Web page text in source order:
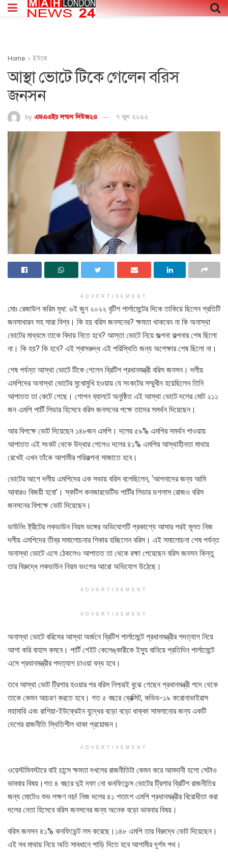
Home ইউকে
আস্থা ভোটে টিকে গেলেন বরিস
জনসন
by এমএএইচ লন্ডন নিউজ২৪ ৭ জুন ২০২২
ADVERTISEMENT
মোঃ রেজাউল করিম মৃধা: ৬ই জুন ২০২২ বৃটিশ পার্লামেন্টের দিকে তাকিয়ে ছিলেন প্রতিটি
জনসাধারন সহ সারা বিশ্ব। কি হয় বরিস জনসনের? ক্ষমতা থাকবেন না কি অনাস্থা
ভোটের মাধ্যমে তাকে বিদায় নিতে হবে? আস্তা ভোটে নিয়ে জল্পনা কল্পনার শেষ ছিলো
না। কি হয়? কি হবে? এই শ্বাসরুদ্ধ এই পরিস্থিতি জন্য অপেক্ষার শেষ ছিলো না।
শেষ পর্যন্ত আস্থা ভোটে টিকে গেলেন ব্রিটিশ প্রধানমন্ত্রী বরিস জনসন। দলীয়
এমপিদের অনাস্থা ভোটের মুখোমুখি হওয়ায় যে সংকটের সম্মুখীন হয়েছিলেন তিনি
আপাতত তা কেটে গেছে। গোপন ব্যালটে অনুষ্ঠিত এই আস্থা ভোটে দলের মোট ২১১
জন এমপি পার্টি লিডার হিসেবে বরিস জনসনের পক্ষে তাদের সমর্থন দিয়েছেন।
আর বিপক্ষে ভোট দিয়েছেন ১৪৮জন এমপি। দলের ৫৯% এমপির সমর্থন পাওয়ায়
আপাতত এই সংকট থেকে উদ্ধার পেলেও দলের ৪১% এমপির আস্থাহীনতা মাথায়
রেখেই এখন তাঁকে আগামীর পরিকল্পনা সাজাতে হবে।
ভোটের আগে দলীয় এমপিদের এক সভায় বরিস বলেছিলেন, ‘আপনাদের জন্য আমি
আবারও বিজয়ী হবো’। স্কটিশ কনজারভেটিভ পার্টির লিডার ডগলাস রোজও বরিস
জনসনের বিপক্ষে ভোট দিয়েছেন।
ডাউনিং ষ্ট্রীটের লকডাউন নিয়ম ভঙ্গের অভিযোগটি প্রকাশ্যে আসার পরই মূলত নিজ
দলীয় এমপিদের তীব্র সমালোচনার শিকার হচ্ছিলেন বরিস। এই সমালোচনা শেষ পর্যন্ত
অনাস্থা ভোটে এসে ঠেকলেও আপাতত তা থেকে রক্ষা পেয়েছেন বরিস জনসন কিন্তু
তার বিরুদ্ধে লকডাউন নিয়ম ভংগের আরো অভিযোগ উঠেছে।
ADVERTISEMENT
ADVERTISEMENT
অনাস্থা ভোটে বরিসের আস্থা অর্জনে ব্রিটিশ পার্লামেন্টে প্রধানমন্ত্রীর পদত্যাগ নিয়ে
আশা করি বাহাস কমবে। পার্টি গেইট কেলেঙ্কারীকে ইস্যু বানিয়ে প্রতিদিন পার্লামেন্টে
এসে প্রধানমন্ত্রীর পদত্যাগ চাওয়া বন্ধ হবে।
তবে আস্থা ভোট ট্রিগার হওয়ার পর বরিস নিশ্চয়ই বুঝে গেছেন প্রধানমন্ত্রী পদে থেকে
তাকে কেমন আচরণ করতে হবে। গত ৫ বছরে ব্রেক্সিট, কভিড-১৯ করোনাভাইরাস
মহামারি এবং রাশিয়া-ইউক্রেইন যুদ্ধের বড়ো বড়ো ধাক্কা সামলানোর জন্য একটি
দেশের রাজনীতি স্থিতিশীল থাকা প্রয়োজন।
ADVERTISEMENT
ওয়েস্টমিনস্টারে বাই চান্সে ক্ষমতা দখলের রাজনীতিটা কেমন করে আমদানী হলো সেটাও
ভাববার বিষয়।গত ৪ বছরে দুই দফা নো কনফিডেন্স ভোটের ট্রিগার ব্রিটিশ রাজনীতির
জন্য মোটেও শুভ লক্ষণ নয়! নিজ দলের ৪১ শতাংশ এমপি প্রধানমন্ত্রীর বিরোধীতা করা
দলের নেতা হিসেবে বরিস জনসনের জন্য অনেক বড়ো ভাবনার বিষয়।
বরিস জনসন ৪১% কনফিডেন্ট লস করেছে।১৪৮ এমপি তার বিরুদ্ধে ভোট দিয়েছেন।
এই সব মাথায় নিয়ে অতি সাবধানে পাড়ি দিতে হবে আগামীর দূর্গম পথ।